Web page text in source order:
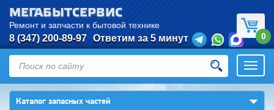
МЕГАБЫТСЕРВИС
Ремонт и запчасти к бытовой технике
8 (347) 200-89-97 Ответим за 5 минут 0
Каталог запасных частей ▼